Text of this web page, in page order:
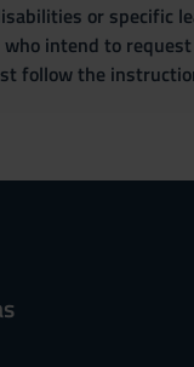
or specific
who intend to
follow the